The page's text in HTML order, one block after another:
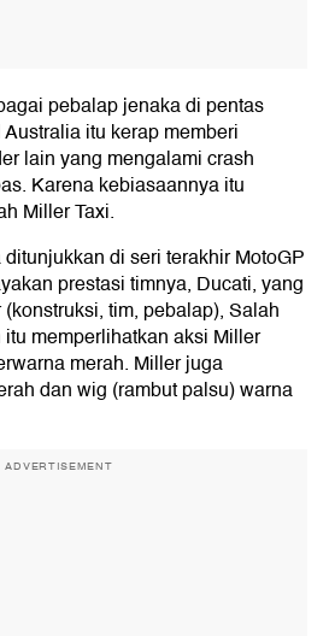
pebalap jenaka di pentas
itu kerap memberi
lain yang mengalami crash
Karena kebiasaannya itu
Miller Taxi.
di seri terakhir MotoGP
prestasi timnya, Ducati, yang
tim, pebalap), Salah
memperlihatkan aksi Miller
merah. Miller juga
dan wig (rambut palsu) warna
ADVERTISEMENT